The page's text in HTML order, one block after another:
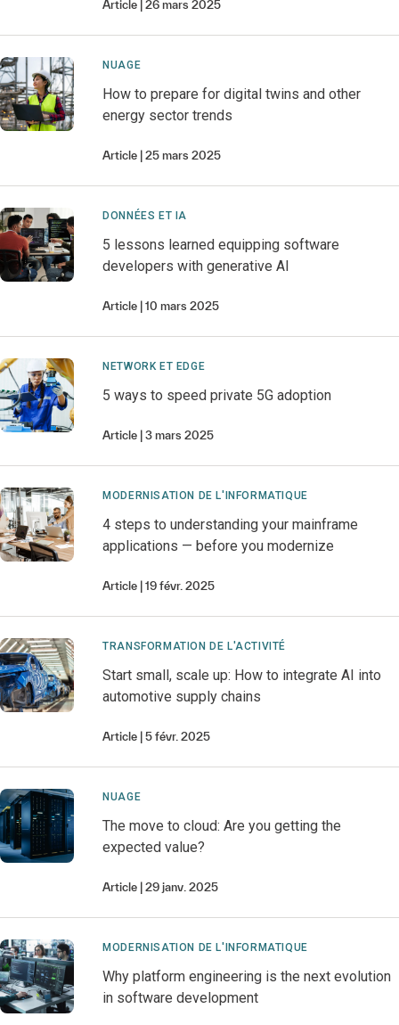
Article 26 mars 2025
NUAGE
How to prepare for digital twins and other
energy sector trends
Article 25 mars 2025
DONNÉES ET IA
5 lessons learned equipping software
developers with generative AI
Article 10 mars 2025
NETWORK ET EDGE
5 ways to speed private 5G adoption
Article 3 mars 2025
MODERNISATION DE L'INFORMATIQUE
4 steps to understanding your mainframe
applications — before you modernize
Article 19 févr. 2025
TRANSFORMATION DE L'ACTIVITÉ
Start small, scale up: How to integrate AI into
automotive supply chains
Article 5 févr. 2025
NUAGE
The move to cloud: Are you getting the
expected value?
Article 29 janv. 2025
MODERNISATION DE L'INFORMATIQUE
Why platform engineering is the next evolution
in software development